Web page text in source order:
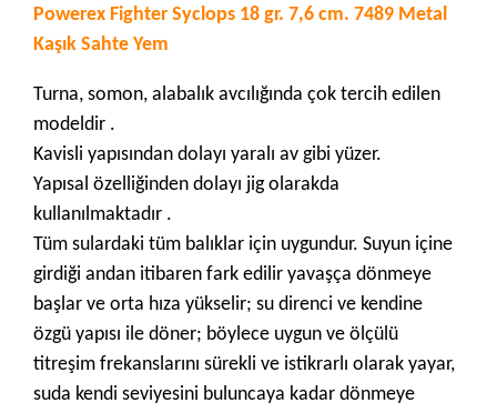
Powerex Fighter Syclops 18 gr. 7,6 cm. 7489 Metal
Kaşık Sahte Yem
Turna, somon, alabalık avcılığında çok tercih edilen
modeldir .
Kavisli yapısından dolayı yaralı av gibi yüzer.
Yapısal özelliğinden dolayı jig olarakda
kullanılmaktadır .
Tüm sulardaki tüm balıklar için uygundur. Suyun içine
girdiği andan itibaren fark edilir yavaşça dönmeye
başlar ve orta hıza yükselir; su direnci ve kendine
özgü yapısı ile döner; böylece uygun ve ölçülü
titreşim frekanslarını sürekli ve istikrarlı olarak yayar,
suda kendi seviyesini buluncaya kadar dönmeye